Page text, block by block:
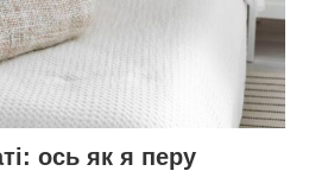
ось як я перу